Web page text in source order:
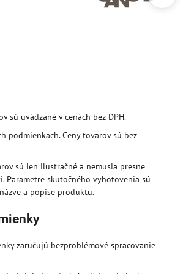
sú uvádzané v cenách bez DPH.
podmienkach. Ceny tovarov sú bez
sú len ilustračné a nemusia presne
Parametre skutočného vyhotovenia sú
a popise produktu.
zaručujú bezproblémové spracovanie